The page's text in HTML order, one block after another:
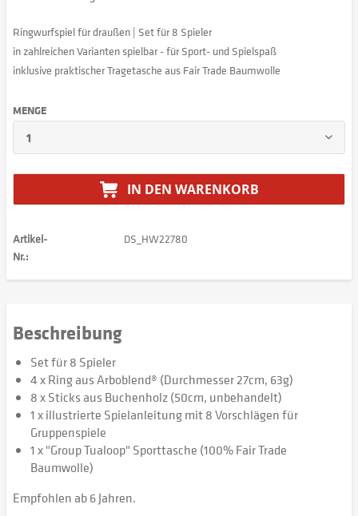
Ringwurfspiel für draußen | Set für 8 Spieler
in zahlreichen Varianten spielbar - für Sport- und Spielspaß
inklusive praktischer Tragetasche aus Fair Trade Baumwolle
MENGE
IN DEN WARENKORB
Artikel-
Nr.:
DS_HW22780
Beschreibung
Set für 8 Spieler
4 x Ring aus Arboblend® (Durchmesser 27cm, 63g)
8 x Sticks aus Buchenholz (50cm, unbehandelt)
1 x illustrierte Spielanleitung mit 8 Vorschlägen für
Gruppenspiele
1 x "Group Tualoop" Sporttasche (100% Fair Trade
Baumwolle)
Empfohlen ab 6 Jahren.